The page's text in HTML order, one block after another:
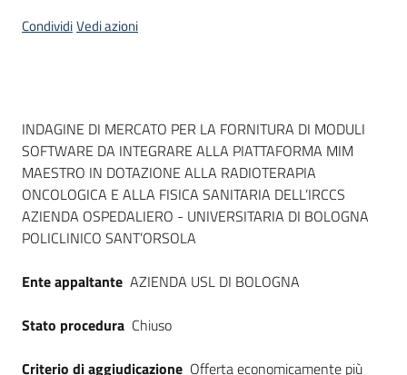
CondividiVedi azioni
Dati del bando
INDAGINE DI MERCATO PER LA FORNITURA DI MODULI
SOFTWARE DA INTEGRARE ALLA PIATTAFORMA MIM
MAESTRO IN DOTAZIONE ALLA RADIOTERAPIA
ONCOLOGICA E ALLA FISICA SANITARIA DELL’IRCCS
AZIENDA OSPEDALIERO - UNIVERSITARIA DI BOLOGNA
POLICLINICO SANT’ORSOLA
Ente appaltante AZIENDA USL DI BOLOGNA
Stato procedura Chiuso
Criterio di aggiudicazione Offerta economicamente più